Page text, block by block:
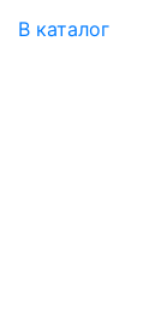
В каталог